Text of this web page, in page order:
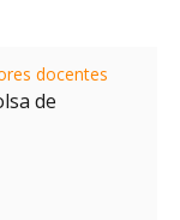
docentes
de